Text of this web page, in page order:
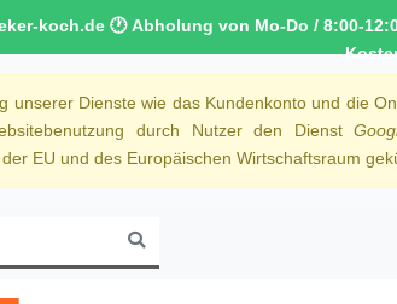
koch.de 🕐 Abholung von Mo-Do / 8:00-
unserer Dienste wie das Kundenkonto und die
durch Nutzer den Dienst
EU und des Europäischen Wirtschaftsraum